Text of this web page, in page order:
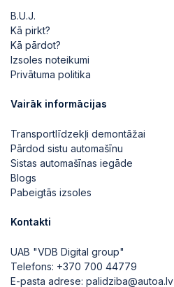
B.U.J.
Kā pirkt?
Kā pārdot?
Izsoles noteikumi
Privātuma politika
Vairāk informācijas
Transportlīdzekļi demontāžai
Pārdod sistu automašīnu
Sistas automašīnas iegāde
Blogs
Pabeigtās izsoles
Kontakti
UAB "VDB Digital group"
Telefons: +370 700 44779
E-pasta adrese: palidziba@autoa.lv